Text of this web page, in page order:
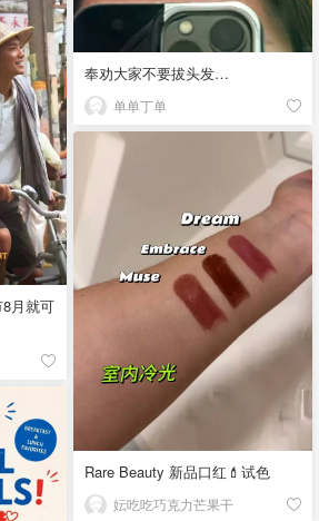
奉劝大家不要拔头发…
单单丁单
月就可
Rare Beauty 新品口红💄试色
妘吃吃巧克力芒果干